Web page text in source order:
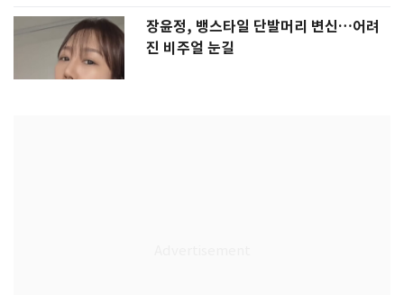
장윤정, 뱅스타일 단발머리 변신…어려
진 비주얼 눈길